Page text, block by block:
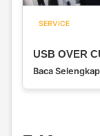
SERVICE
USB OVER
Baca